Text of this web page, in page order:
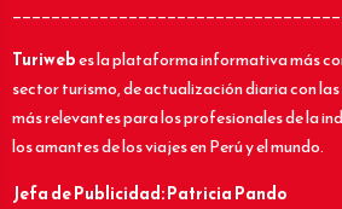
Turiwebes la plataforma informativa más
sector turismo, de actualización diaria con
más relevantes para los profesionales de la
los amantes de los viajes en Perú y el mundo.
Jefa de Publicidad: Patricia Pando